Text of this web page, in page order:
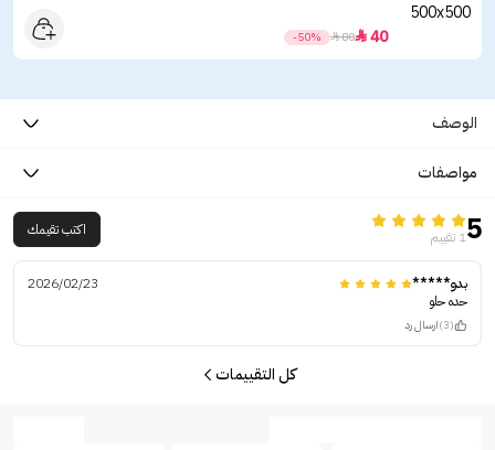
40

80

-50%
الوصف
مواصفات
51 تقييم اكتب تقيمك
بدو*****
2026/02/23
حده حلو
(3) ارسال رد
كل التقييمات